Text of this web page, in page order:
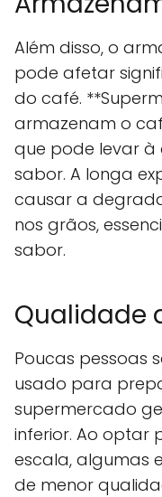
Além disso, o
pode afetar
do café.
armazenam o
que pode levar
sabor. A longa
causar a
nos grãos,
sabor.
Qualidade
Poucas pessoas
usado para
supermercado
inferior. Ao optar
escala, algumas
de menor